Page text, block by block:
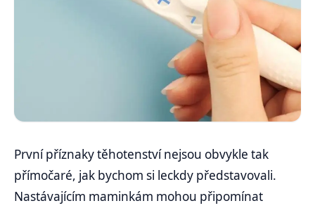
První příznaky těhotenství nejsou obvykle tak
přímočaré, jak bychom si leckdy představovali.
Nastávajícím maminkám mohou připomínat